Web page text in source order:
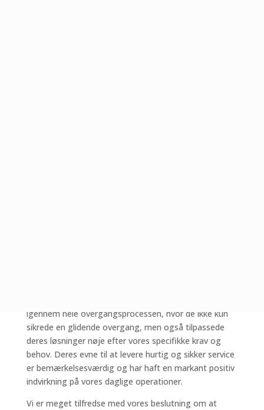
igennem hele overgangsprocessen, hvor de ikke kun
sikrede en glidende overgang, men også tilpassede
deres løsninger nøje efter vores specifikke krav og
behov. Deres evne til at levere hurtig og sikker service
er bemærkelsesværdig og har haft en markant positiv
indvirkning på vores daglige operationer.
Vi er meget tilfredse med vores beslutning om at